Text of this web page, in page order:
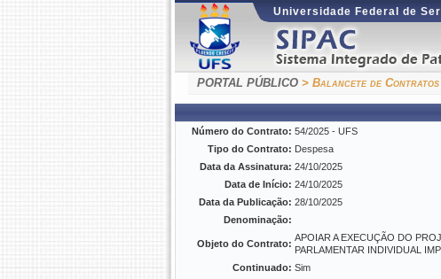
Universidade Federal de
PORTAL PÚBLICO > Balancete de Contratos
Número do Contrato: 54/2025 - UFS
Tipo do Contrato: Despesa
Data da Assinatura: 24/10/2025
Data de Início: 24/10/2025
Data da Publicação: 28/10/2025
Denominação:
Objeto do Contrato:
APOIAR A EXECUÇÃO DO
PARLAMENTAR INDIVIDUAL
Continuado: Sim